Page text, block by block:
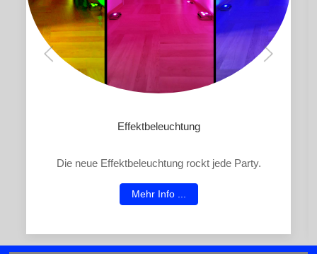
Effektbeleuchtung
Die neue Effektbeleuchtung rockt jede Party.
Mehr Info ...